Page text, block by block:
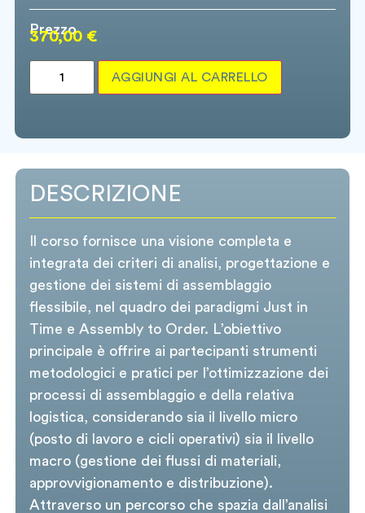
Prezzo
370,00 €
AGGIUNGI AL CARRELLO
DESCRIZIONE
Il corso fornisce una visione completa e
integrata dei criteri di analisi, progettazione e
gestione dei sistemi di assemblaggio
flessibile, nel quadro dei paradigmi Just in
Time e Assembly to Order. L’obiettivo
principale è offrire ai partecipanti strumenti
metodologici e pratici per l’ottimizzazione dei
processi di assemblaggio e della relativa
logistica, considerando sia il livello micro
(posto di lavoro e cicli operativi) sia il livello
macro (gestione dei flussi di materiali,
approvvigionamento e distribuzione).
Attraverso un percorso che spazia dall’analisi